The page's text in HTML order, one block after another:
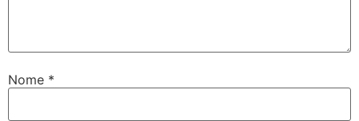
Nome *